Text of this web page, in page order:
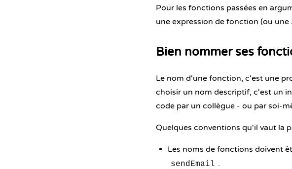
Pour les fonctions passées en
une expression de fonction (ou une
Bien nommer ses
Le nom d'une fonction, c'est une
choisir un nom descriptif, c'est un
code par un collègue - ou par soi-
Quelques conventions qu'il vaut la
Les noms de fonctions doivent
sendEmail .